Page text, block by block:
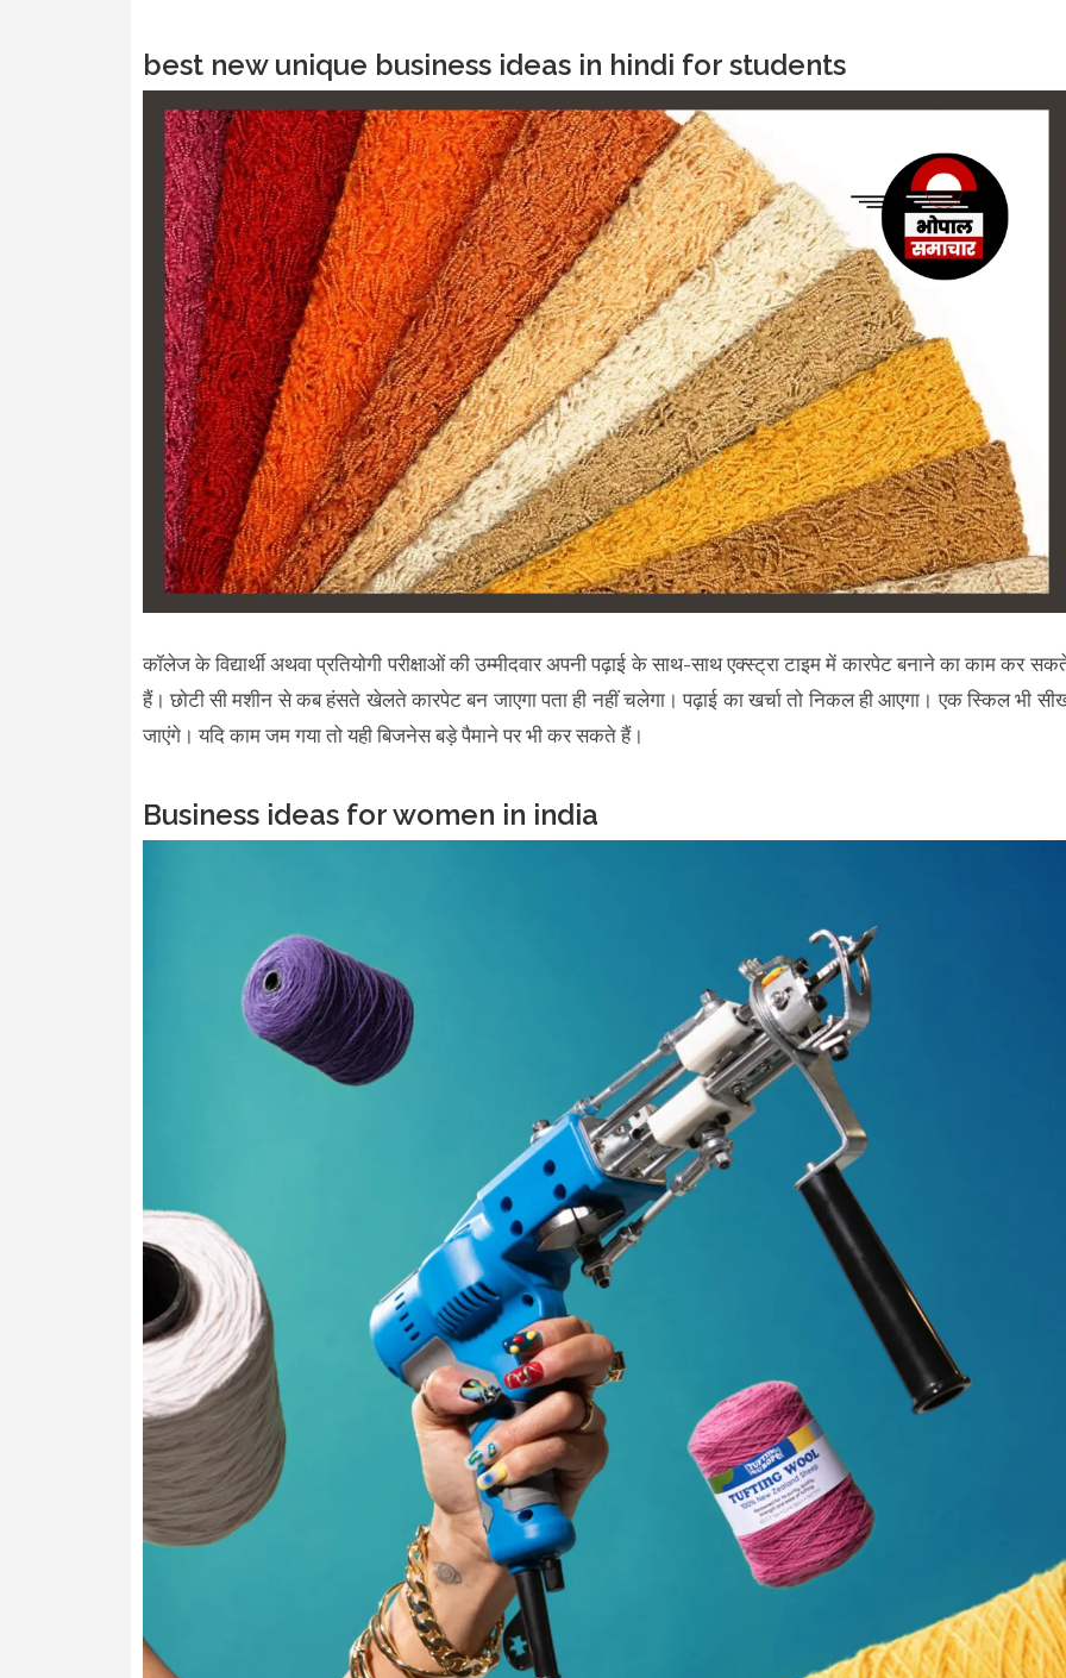
best new unique business ideas in hindi for students
कॉलेज के विद्यार्थी अथवा प्रतियोगी परीक्षाओं की उम्मीदवार अपनी पढ़ाई के साथ-साथ एक्स्ट्रा टाइम में कारपेट बनाने का काम कर
हैं। छोटी सी मशीन से कब हंसते खेलते कारपेट बन जाएगा पता ही नहीं चलेगा। पढ़ाई का खर्चा तो निकल ही आएगा। एक स्किल भी
जाएंगे। यदि काम जम गया तो यही बिजनेस बड़े पैमाने पर भी कर सकते हैं।
Business ideas for women in india